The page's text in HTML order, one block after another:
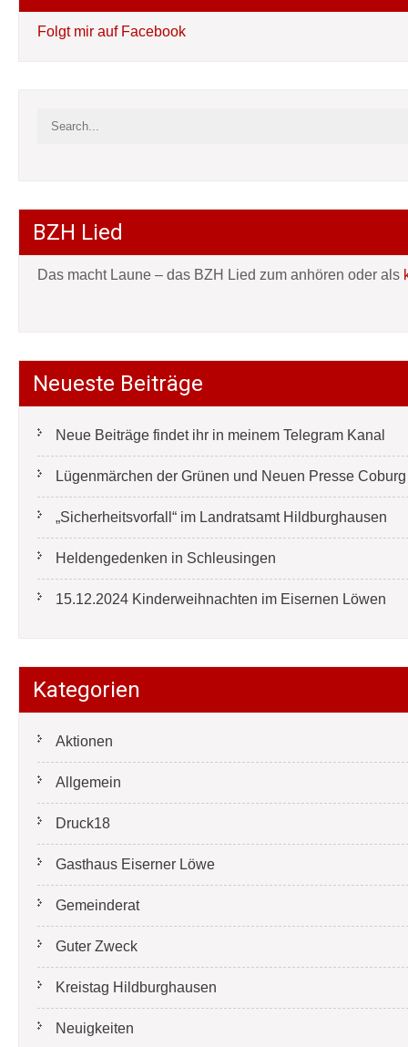
Folgt mir auf Facebook
BZH Lied
Das macht Laune – das BZH Lied zum anhören oder als
Neueste Beiträge
Neue Beiträge findet ihr in meinem Telegram Kanal
Lügenmärchen der Grünen und Neuen Presse
„Sicherheitsvorfall“ im Landratsamt Hildburghausen
Heldengedenken in Schleusingen
15.12.2024 Kinderweihnachten im Eisernen Löwen
Kategorien
Aktionen
Allgemein
Druck18
Gasthaus Eiserner Löwe
Gemeinderat
Guter Zweck
Kreistag Hildburghausen
Neuigkeiten